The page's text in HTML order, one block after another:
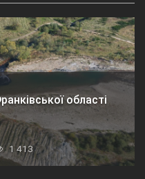
області
1 413